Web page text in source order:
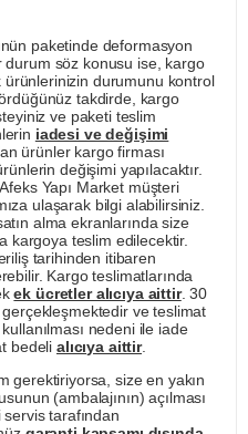
paketinde deformasyon
söz konusu ise, kargo
durumunu kontrol
takdirde, kargo
ve paketi teslim
iadesi ve değişimi
ürünler kargo firması
değişimi yapılacaktır.
Yapı Market müşteri
ulaşarak bilgi alabilirsiniz.
alma ekranlarında size
kargoya teslim edilecektir.
tarihinden itibaren
Kargo teslimatlarında
ek ücretler alıcıya aittir. 30
ve teslimat
nedeni ile iade
bedeli alıcıya aittir.
gerektiriyorsa, size en yakın
(ambalajının) açılması
tarafından